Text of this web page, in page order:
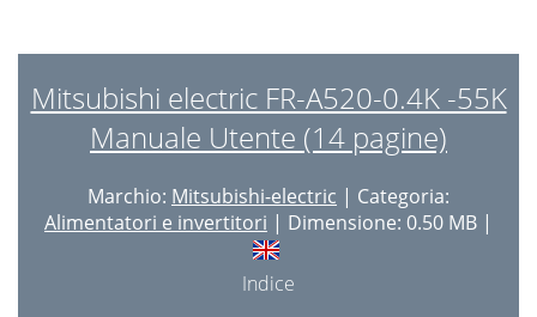
Mitsubishi electric FR-A520-0.4K -55K
Manuale Utente (14 pagine)
Marchio: Mitsubishi-electric | Categoria:
Alimentatori e invertitori | Dimensione: 0.50 MB |
Indice